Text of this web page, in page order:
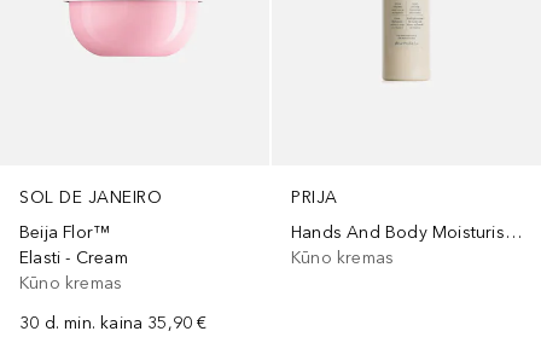
SOL DE JANEIRO
Beija Flor™
Elasti - Cream
Kūno kremas
30 d. min. kaina 35,90 €
PRIJA
Hands And Body Moisturiser With Vitamin E
Kūno kremas